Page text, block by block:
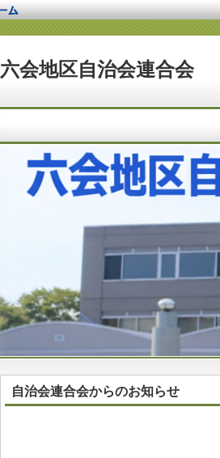
六会地区自治会連合会
自治会連合会からのお知らせ